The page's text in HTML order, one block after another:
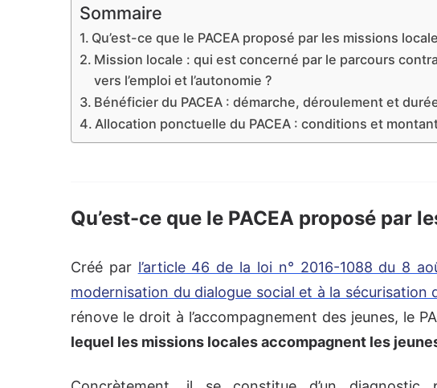
Sommaire
Qu’est-ce que le PACEA proposé par les missions
Mission locale : qui est concerné par le parcours
vers l’emploi et l’autonomie ?
Bénéficier du PACEA : démarche, déroulement et
Allocation ponctuelle du PACEA : conditions et
Qu’est-ce que le PACEA proposé par
Créé par l’article 46 de la loi n° 2016-1088 du 8
modernisation du dialogue social et à la sécurisation
rénove le droit à l’accompagnement des jeunes, le
lequel les missions locales accompagnent les